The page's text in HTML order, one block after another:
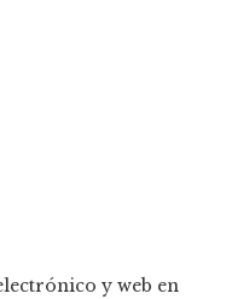
y web en